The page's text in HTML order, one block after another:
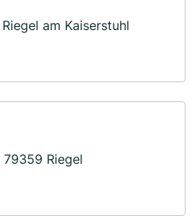
am Kaiserstuhl
79359 Riegel